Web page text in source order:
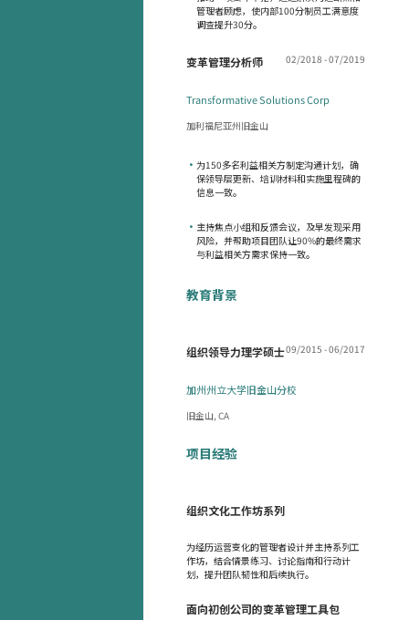
管理者顾虑，使内部100分制员工满意度
调查提升30分。
变革管理分析师 02/2018 - 07/2019
Transformative Solutions Corp
加利福尼亚州旧金山
• 为150多名利益相关方制定沟通计划，确
保领导层更新、培训材料和实施里程碑的
信息一致。
• 主持焦点小组和反馈会议，及早发现采用
风险，并帮助项目团队让90%的最终需求
与利益相关方需求保持一致。
教育背景
组织领导力理学硕士09/2015 - 06/2017
加州州立大学旧金山分校
旧金山, CA
项目经验
组织文化工作坊系列
为经历运营变化的管理者设计并主持系列工
作坊，结合情景练习、讨论指南和行动计
划，提升团队韧性和后续执行。
面向初创公司的变革管理工具包